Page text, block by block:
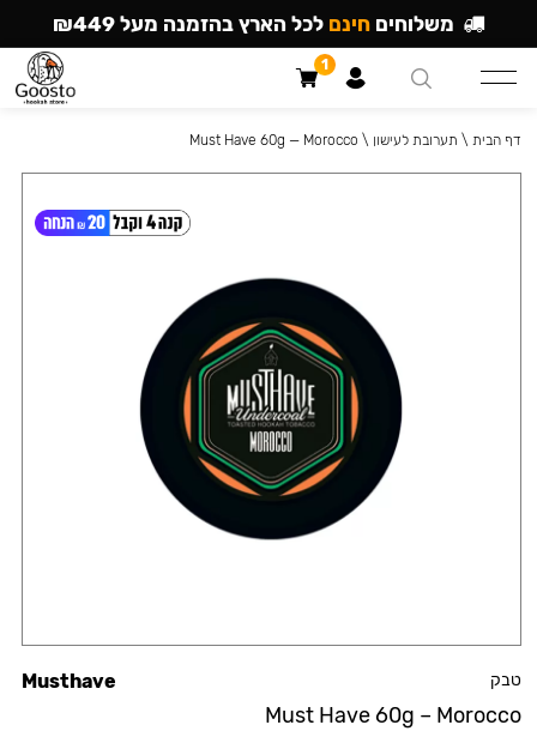
טבק
Must Have 60g – Morocco
Musthave
דף הבית \ תערובת לעישון \
Must Have 60g — Morocco
משלוחים חינם לכל הארץ בהזמנה מעל ₪449
1